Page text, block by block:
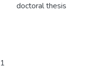
doctoral thesis